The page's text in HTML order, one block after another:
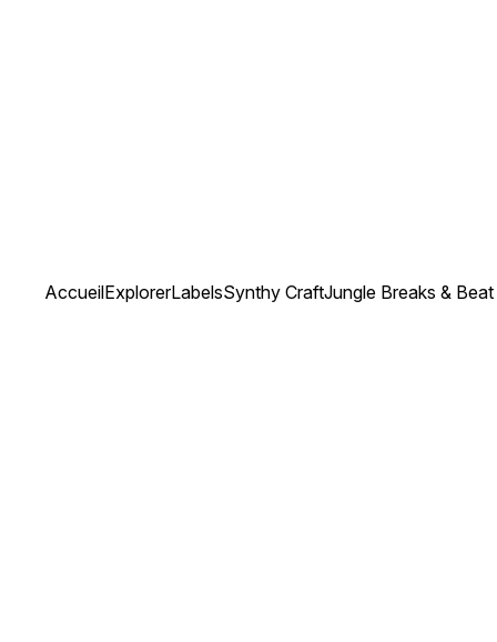
AccueilExplorerLabelsSynthy CraftJungle Breaks & Beat